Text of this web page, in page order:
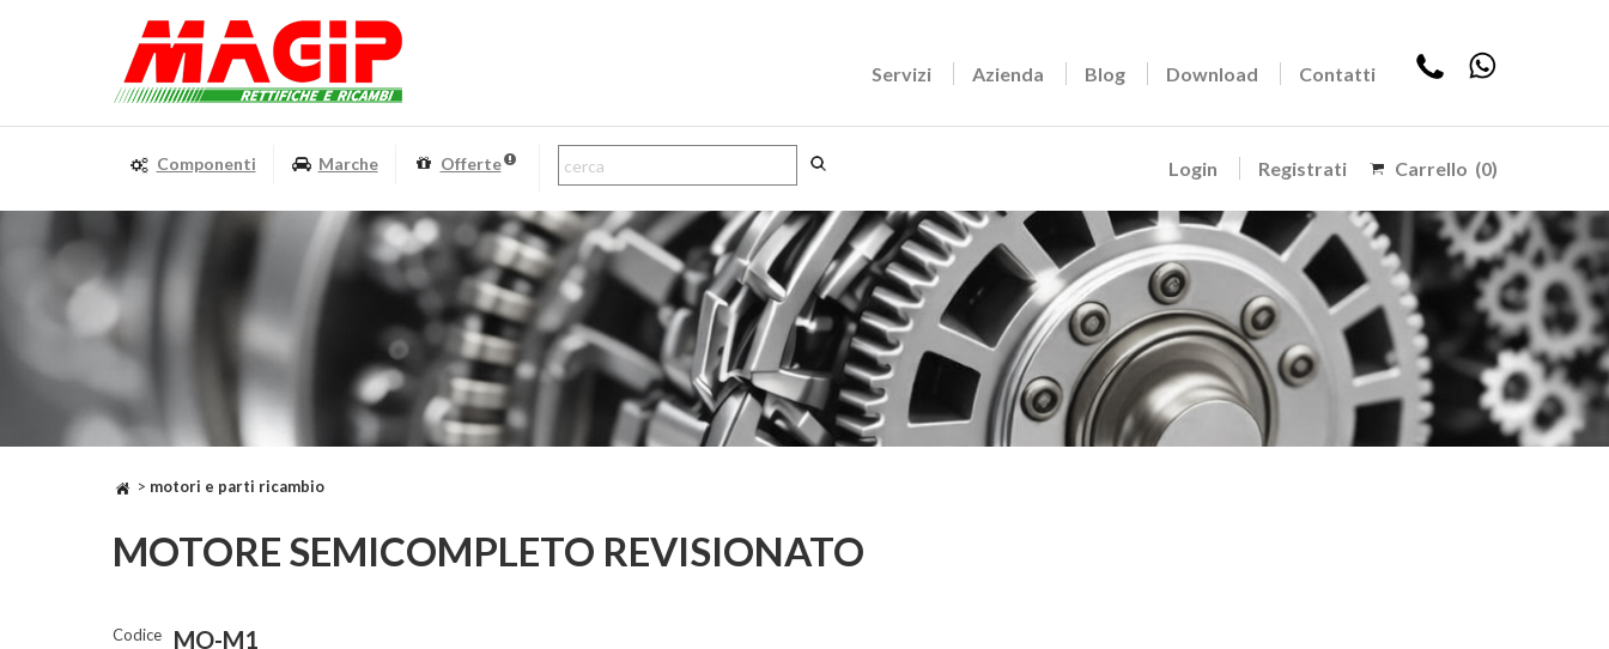
Servizi Azienda Blog Download Contatti
Login Registrati Carrello (0)
Componenti Marche Offerte
> motori e parti ricambio
MOTORE SEMICOMPLETO REVISIONATO
Codice MO-M1